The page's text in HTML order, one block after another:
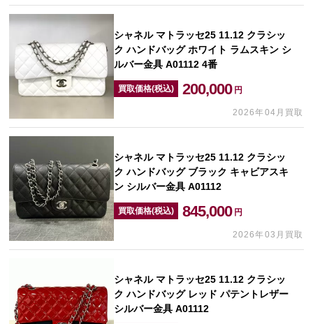
シャネル マトラッセ25 11.12 クラシッ
ク ハンドバッグ ホワイト ラムスキン シ
ルバー金具 A01112 4番
買取価格(税込) 200,000 円
2026年04月買取
シャネル マトラッセ25 11.12 クラシッ
ク ハンドバッグ ブラック キャビアスキ
ン シルバー金具 A01112
買取価格(税込) 845,000 円
2026年03月買取
シャネル マトラッセ25 11.12 クラシッ
ク ハンドバッグ レッド パテントレザー
シルバー金具 A01112